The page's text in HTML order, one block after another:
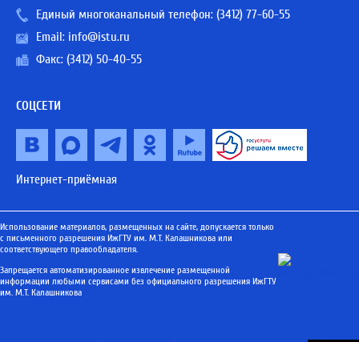
Единый многоканальный телефон: (3412) 77-60-55
Email: info@istu.ru
Факс: (3412) 50-40-55
СОЦСЕТИ
Интернет-приёмная
Использование материалов, размещенных на сайте, допускается только
с письменного разрешения ИжГТУ им. М.Т. Калашникова или
соответствующего правообладателя.
Запрещается автоматизированное извлечение размещенной
информации любыми сервисами без официального разрешения ИжГТУ
им. М.Т. Калашникова